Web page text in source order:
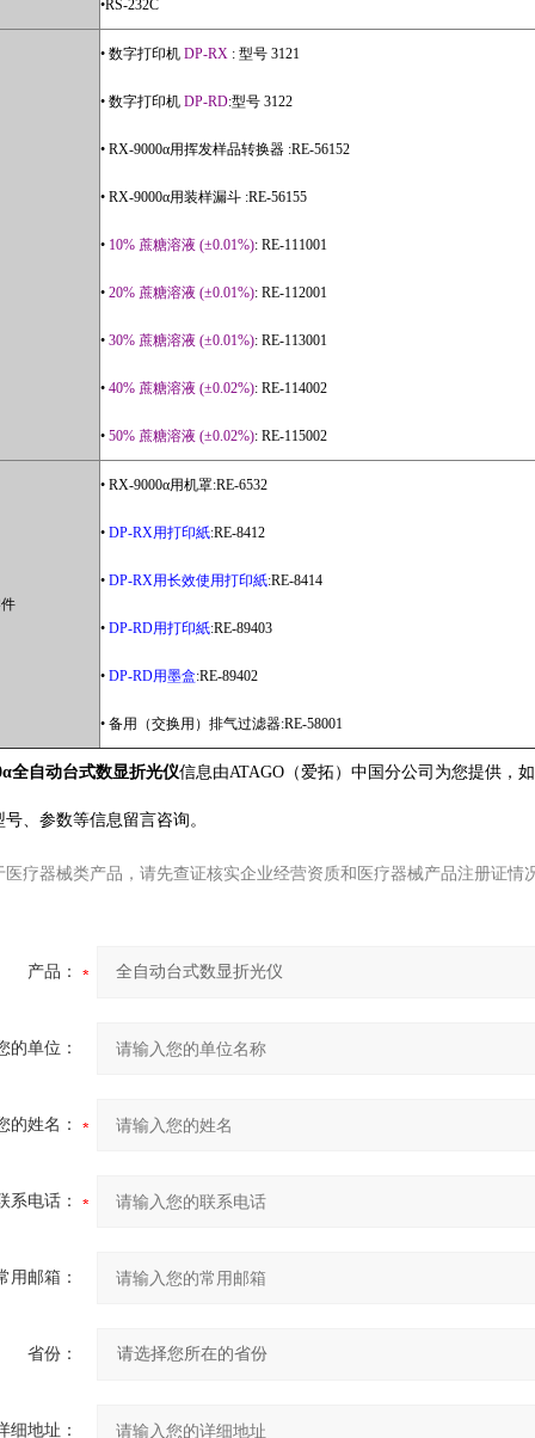
•RS-232C
• 数字打印机 DP-RX : 型号 3121
• 数字打印机 DP-RD:型号 3122
• RX-9000α用挥发样品转换器 :RE-56152
• RX-9000α用装样漏斗 :RE-56155
• 10% 蔗糖溶液 (±0.01%): RE-111001
• 20% 蔗糖溶液 (±0.01%): RE-112001
• 30% 蔗糖溶液 (±0.01%): RE-113001
• 40% 蔗糖溶液 (±0.02%): RE-114002
• 50% 蔗糖溶液 (±0.02%): RE-115002
• RX-9000α用机罩:RE-6532
• DP-RX用打印紙:RE-8412
• DP-RX用长效使用打印紙:RE-8414
• DP-RD用打印紙:RE-89403
• DP-RD用墨盒:RE-89402
• 备用（交换用）排气过滤器:RE-58001
全自动台式数显折光仪信息由ATAGO（爱拓）中国分公司为您提供，
、参数等信息留言咨询。
医疗器械类产品，请先查证核实企业经营资质和医疗器械产品注册证情
产品：
的单位：
的姓名：
系电话：
用邮箱：
省份：
细地址：